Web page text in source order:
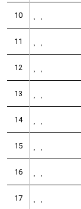
10
11
12
13
14
15
16
17